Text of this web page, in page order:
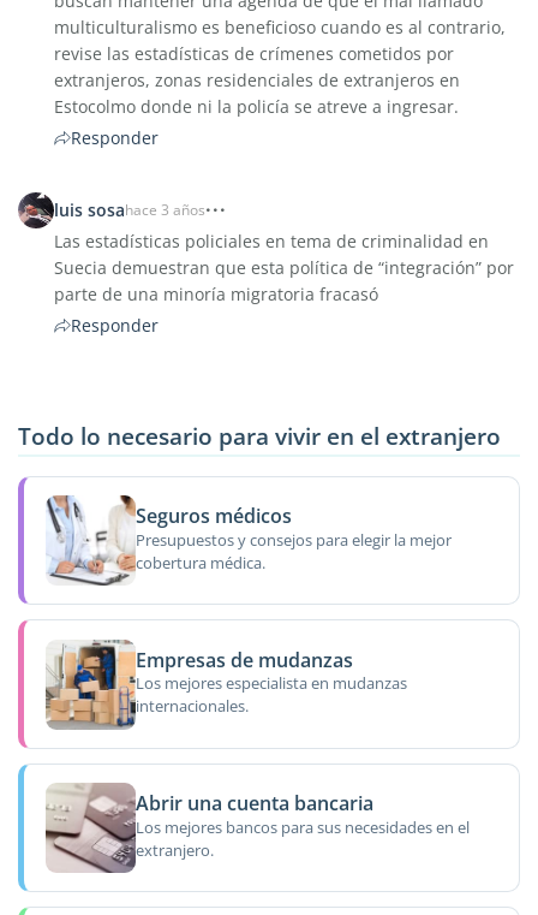
multiculturalismo es beneficioso cuando es al contrario,
revise las estadísticas de crímenes cometidos por
extranjeros, zonas residenciales de extranjeros en
Estocolmo donde ni la policía se atreve a ingresar.
Responder
luis sosahace 3 años
Las estadísticas policiales en tema de criminalidad en
Suecia demuestran que esta política de “integración” por
parte de una minoría migratoria fracasó
Responder
Todo lo necesario para vivir en el extranjero
Seguros médicos
Presupuestos y consejos para elegir la mejor
cobertura médica.
Empresas de mudanzas
Los mejores especialista en mudanzas
internacionales.
Abrir una cuenta bancaria
Los mejores bancos para sus necesidades en el
extranjero.